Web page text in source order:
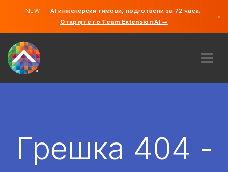
NEW —AI инженерски тимови, подготвени за 72 часа.
Откријте го Team Extension AI →
×
АНГАЖИРАЈ
Грешка 404 -